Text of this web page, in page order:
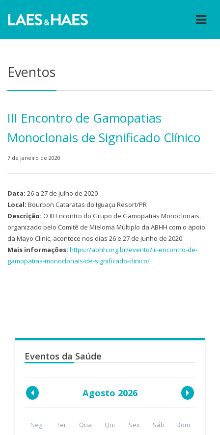
Eventos
III Encontro de Gamopatias
Monoclonais de Significado Clínico
7 de janeiro de 2020
Data: 26 a 27 de julho de 2020
Local: Bourbon Cataratas do Iguaçu Resort/PR
Descrição: O III Encontro do Grupo de Gamopatias Monoclonais,
organizado pelo Comitê de Mieloma Múltiplo da ABHH com o apoio
da Mayo Clinic, acontece nos dias 26 e 27 de junho de 2020.
Mais informações: https://abhh.org.br/evento/iii-encontro-de-
gamopatias-monoclonais-de-significado-clinico/
Eventos da Saúde
Agosto 2026
Seg Ter Qua Qui Sex Sáb Dom